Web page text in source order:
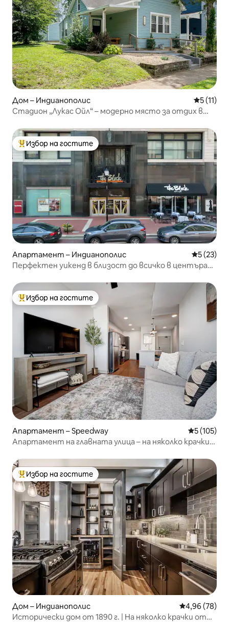
Дом – Индианополис Средна
5 (11)
Стадион „Лукас Ойл“ – модерно място за отдих в
Най-популярен избор на гостите
Избор на гостите
Апартамент – Индианополис Средна
5 (23)
Перфектен уикенд в близост до всичко в центъра
Най-популярен избор на гостите
Избор на гостите
Апартамент – Speedway Средна
5 (105)
Апартамент на главната улица – на няколко крачки
Най-популярен избор на гостите
Избор на гостите
Дом – Индианополис Средна
4,96 (78)
Исторически дом от 1890 г. | На няколко крачки от